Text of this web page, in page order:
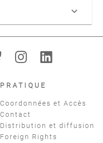
keyboard_arrow_down
PRATIQUE
Coordonnées et Accès
Contact
Distribution et diffusion
Foreign Rights